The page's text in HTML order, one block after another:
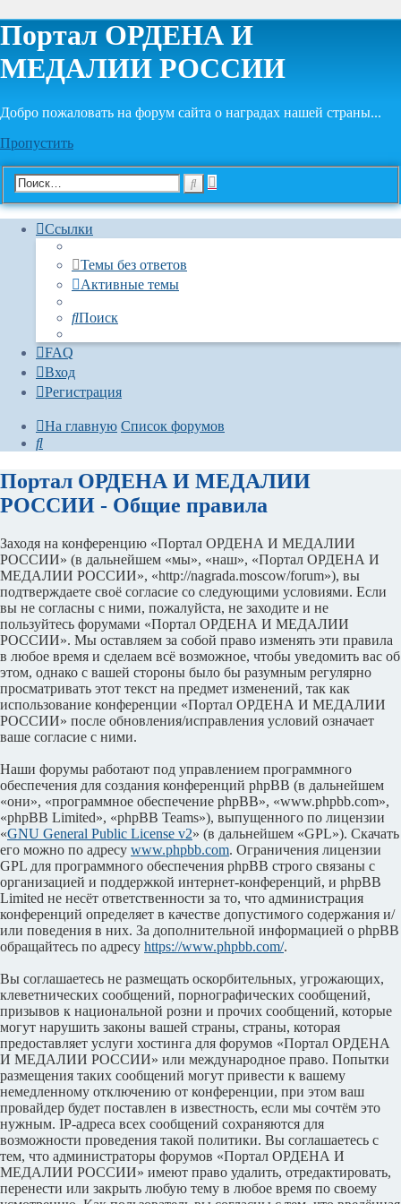
Портал ОРДЕНА И
МЕДАЛИИ РОССИИ
Добро пожаловать на форум сайта о наградах нашей страны...
Пропустить
Расширенный
Ссылки
Темы без ответов
Активные темы
Поиск
FAQ
Вход
Регистрация
На главную Список форумов
Поиск
Портал ОРДЕНА И МЕДАЛИИ
РОССИИ - Общие правила
Заходя на конференцию «Портал ОРДЕНА И МЕДАЛИИ
РОССИИ» (в дальнейшем «мы», «наш», «Портал ОРДЕНА И
МЕДАЛИИ РОССИИ», «http://nagrada.moscow/forum»), вы
подтверждаете своё согласие со следующими условиями. Если
вы не согласны с ними, пожалуйста, не заходите и не
пользуйтесь форумами «Портал ОРДЕНА И МЕДАЛИИ
РОССИИ». Мы оставляем за собой право изменять эти правила
в любое время и сделаем всё возможное, чтобы уведомить вас об
этом, однако с вашей стороны было бы разумным регулярно
просматривать этот текст на предмет изменений, так как
использование конференции «Портал ОРДЕНА И МЕДАЛИИ
РОССИИ» после обновления/исправления условий означает
ваше согласие с ними.
Наши форумы работают под управлением программного
обеспечения для создания конференций phpBB (в дальнейшем
«они», «программное обеспечение phpBB», «www.phpbb.com»,
«phpBB Limited», «phpBB Teams»), выпущенного по лицензии
«GNU General Public License v2» (в дальнейшем «GPL»). Скачать
его можно по адресу www.phpbb.com. Ограничения лицензии
GPL для программного обеспечения phpBB строго связаны с
организацией и поддержкой интернет-конференций, и phpBB
Limited не несёт ответственности за то, что администрация
конференций определяет в качестве допустимого содержания и/
или поведения в них. За дополнительной информацией о phpBB
обращайтесь по адресу https://www.phpbb.com/.
Вы соглашаетесь не размещать оскорбительных, угрожающих,
клеветнических сообщений, порнографических сообщений,
призывов к национальной розни и прочих сообщений, которые
могут нарушить законы вашей страны, страны, которая
предоставляет услуги хостинга для форумов «Портал ОРДЕНА
И МЕДАЛИИ РОССИИ» или международное право. Попытки
размещения таких сообщений могут привести к вашему
немедленному отключению от конференции, при этом ваш
провайдер будет поставлен в известность, если мы сочтём это
нужным. IP-адреса всех сообщений сохраняются для
возможности проведения такой политики. Вы соглашаетесь с
тем, что администраторы форумов «Портал ОРДЕНА И
МЕДАЛИИ РОССИИ» имеют право удалить, отредактировать,
перенести или закрыть любую тему в любое время по своему